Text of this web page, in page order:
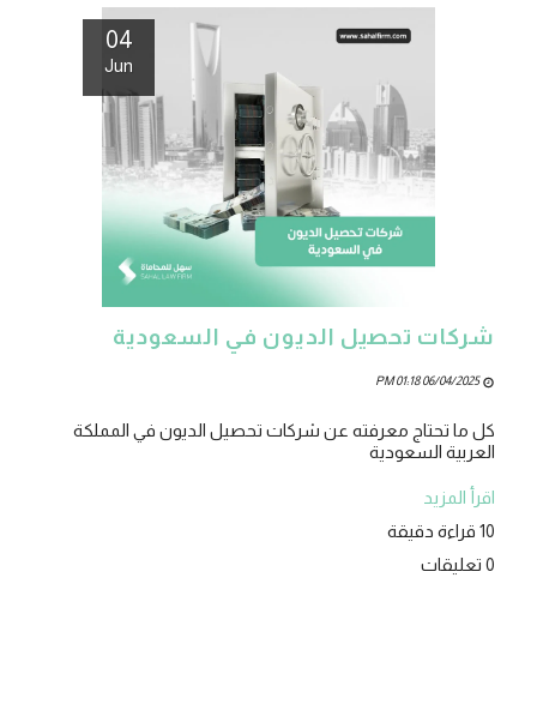
04
Jun
شركات تحصيل الديون في السعودية
06/04/2025 01:18 PM
كل ما تحتاج معرفته عن شركات تحصيل الديون في المملكة
العربية السعودية
اقرأ المزيد
10 قراءة دقيقة
0 تعليقات